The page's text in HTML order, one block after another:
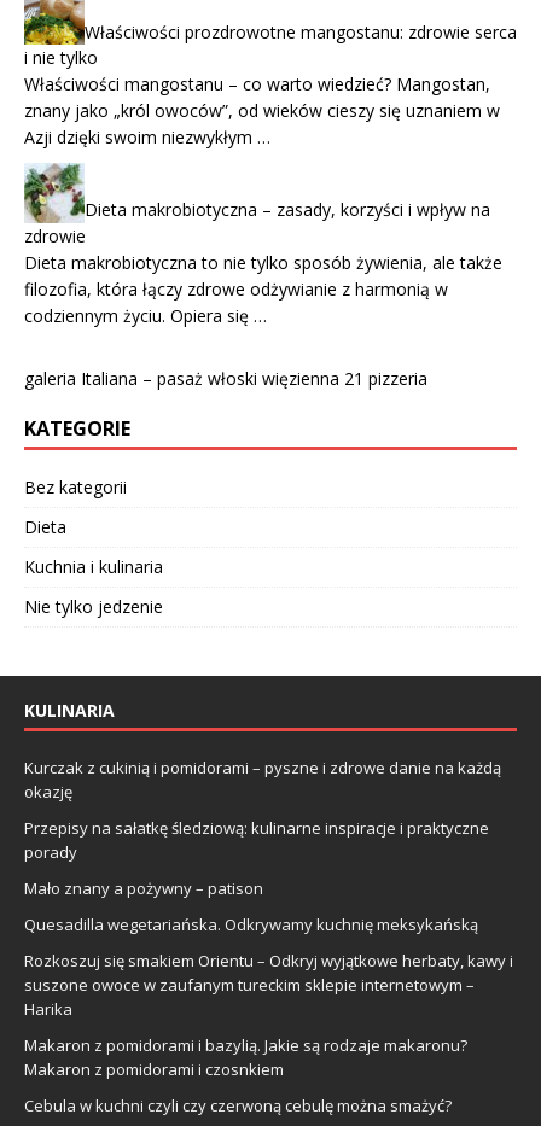
Właściwości prozdrowotne mangostanu: zdrowie serca
i nie tylko
Właściwości mangostanu – co warto wiedzieć? Mangostan,
znany jako „król owoców”, od wieków cieszy się uznaniem w
Azji dzięki swoim niezwykłym …
Dieta makrobiotyczna – zasady, korzyści i wpływ na
zdrowie
Dieta makrobiotyczna to nie tylko sposób żywienia, ale także
filozofia, która łączy zdrowe odżywianie z harmonią w
codziennym życiu. Opiera się …
galeria Italiana – pasaż włoski więzienna 21 pizzeria
KATEGORIE
Bez kategorii
Dieta
Kuchnia i kulinaria
Nie tylko jedzenie
KULINARIA
Kurczak z cukinią i pomidorami – pyszne i zdrowe danie na każdą
okazję
Przepisy na sałatkę śledziową: kulinarne inspiracje i praktyczne
porady
Mało znany a pożywny – patison
Quesadilla wegetariańska. Odkrywamy kuchnię meksykańską
Rozkoszuj się smakiem Orientu – Odkryj wyjątkowe herbaty, kawy i
suszone owoce w zaufanym tureckim sklepie internetowym –
Harika
Makaron z pomidorami i bazylią. Jakie są rodzaje makaronu?
Makaron z pomidorami i czosnkiem
Cebula w kuchni czyli czy czerwoną cebulę można smażyć?